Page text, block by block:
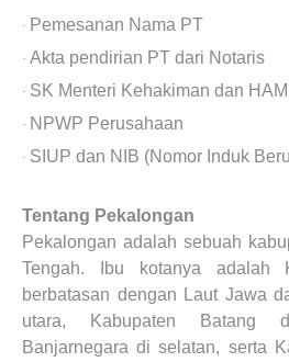
· Pemesanan Nama PT
· Akta pendirian PT dari Notaris
· SK Menteri Kehakiman dan HAM
· NPWP Perusahaan
· SIUP dan NIB (Nomor Induk
Tentang Pekalongan
Pekalongan adalah sebuah
Tengah. Ibu kotanya adalah
berbatasan dengan Laut Jawa
utara, Kabupaten Batang
Banjarnegara di selatan, serta